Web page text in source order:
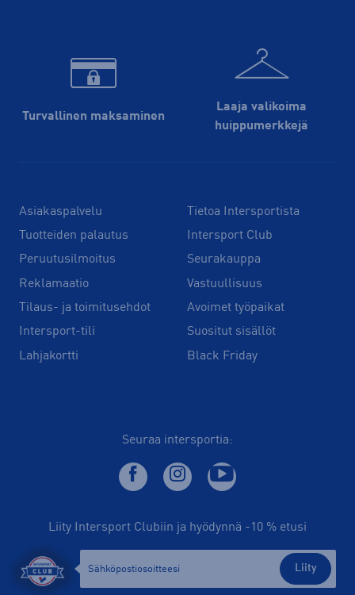
Turvallinen maksaminen
Laaja valikoima
huippu­merkkejä
Asiakaspalvelu
Tuotteiden palautus
Peruutusilmoitus
Reklamaatio
Tilaus- ja toimitusehdot
Intersport-tili
Lahjakortti
Tietoa Intersportista
Intersport Club
Seurakauppa
Vastuullisuus
Avoimet työpaikat
Suositut sisällöt
Black Friday
Seuraa intersportia:
Liity Intersport Clubiin ja hyödynnä -10 % etusi
Liity